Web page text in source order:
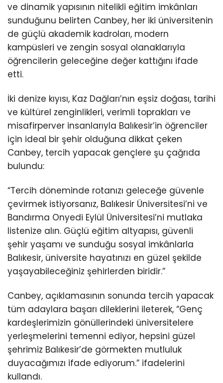
ve dinamik yapısının nitelikli eğitim imkânları
sunduğunu belirten Canbey, her iki üniversitenin
de güçlü akademik kadroları, modern
kampüsleri ve zengin sosyal olanaklarıyla
öğrencilerin geleceğine değer kattığını ifade
etti.
İki denize kıyısı, Kaz Dağları’nın eşsiz doğası, tarihi
ve kültürel zenginlikleri, verimli toprakları ve
misafirperver insanlarıyla Balıkesir’in öğrenciler
için ideal bir şehir olduğuna dikkat çeken
Canbey, tercih yapacak gençlere şu çağrıda
bulundu:
“Tercih döneminde rotanızı geleceğe güvenle
çevirmek istiyorsanız, Balıkesir Üniversitesi’ni ve
Bandırma Onyedi Eylül Üniversitesi’ni mutlaka
listenize alın. Güçlü eğitim altyapısı, güvenli
şehir yaşamı ve sunduğu sosyal imkânlarla
Balıkesir, üniversite hayatınızı en güzel şekilde
yaşayabileceğiniz şehirlerden biridir.”
Canbey, açıklamasının sonunda tercih yapacak
tüm adaylara başarı dileklerini ileterek, “Genç
kardeşlerimizin gönüllerindeki üniversitelere
yerleşmelerini temenni ediyor, hepsini güzel
şehrimiz Balıkesir’de görmekten mutluluk
duyacağımızı ifade ediyorum.” ifadelerini
kullandı.